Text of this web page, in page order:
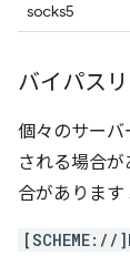
socks5
バイパス
個々のサーバ
される場合
合があります
[SCHEME://